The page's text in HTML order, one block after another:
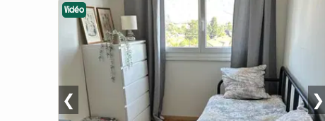
Vidéo
❮ ❯